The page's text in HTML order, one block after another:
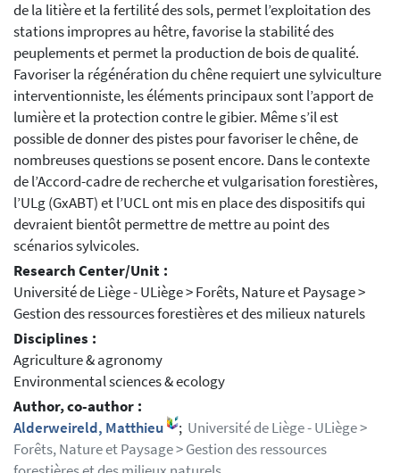
de la litière et la fertilité des sols, permet l’exploitation des
stations impropres au hêtre, favorise la stabilité des
peuplements et permet la production de bois de qualité.
Favoriser la régénération du chêne requiert une sylviculture
interventionniste, les éléments principaux sont l’apport de
lumière et la protection contre le gibier. Même s’il est
possible de donner des pistes pour favoriser le chêne, de
nombreuses questions se posent encore. Dans le contexte
de l’Accord-cadre de recherche et vulgarisation forestières,
l’ULg (GxABT) et l’UCL ont mis en place des dispositifs qui
devraient bientôt permettre de mettre au point des
scénarios sylvicoles.
Research Center/Unit :
Université de Liège - ULiège > Forêts, Nature et Paysage >
Gestion des ressources forestières et des milieux naturels
Disciplines :
Agriculture & agronomy
Environmental sciences & ecology
Author, co-author :
Alderweireld, Matthieu
; Université de Liège - ULiège >
Forêts, Nature et Paysage > Gestion des ressources